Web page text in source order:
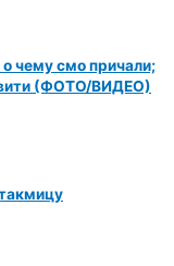
чему смо причали;
(ФОТО/ВИДЕО)